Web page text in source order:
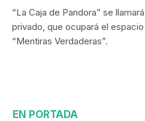
“La Caja de Pandora” se
privado, que ocupará el
“Mentiras Verdaderas”.
EN PORTADA